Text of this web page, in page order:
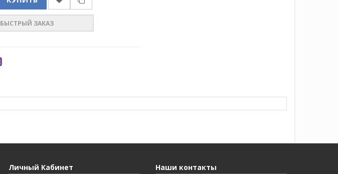
БЫСТРЫЙ ЗАКАЗ
Личный Кабинет Наши контакты